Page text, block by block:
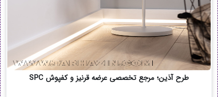
طرح آذین؛ مرجع تخصصی عرضه قرنیز و کفپوش SPC